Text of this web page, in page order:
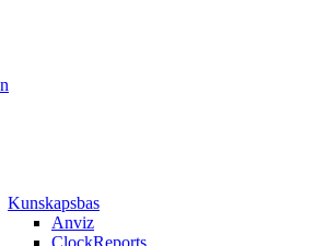
Kunskapsbas
Anviz
ClockReports